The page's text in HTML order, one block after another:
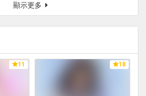
顯示更多
11 18